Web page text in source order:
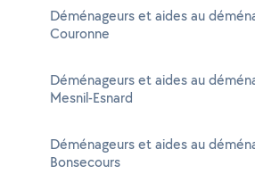
Déménageurs et aides au
Couronne
Déménageurs et aides au
Mesnil-Esnard
Déménageurs et aides au
Bonsecours